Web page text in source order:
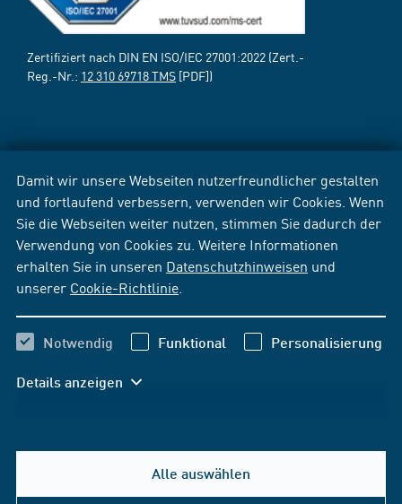
Damit wir unsere Webseiten nutzerfreundlicher gestalten
und fortlaufend verbessern, verwenden wir Cookies. Wenn
Sie die Webseiten weiter nutzen, stimmen Sie dadurch der
Verwendung von Cookies zu. Weitere Informationen
erhalten Sie in unseren Datenschutzhinweisen und
unserer Cookie-Richtlinie
Notwendig Funktional Personalisierung
Details anzeigen
Alle auswählen
Zertifiziert nach DIN EN ISO/IEC 27001:2022 (Zert.-
Reg.-Nr.: 12 310 69718 TMS [PDF])